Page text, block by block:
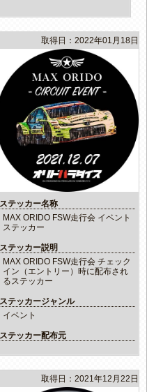
取得日：2022年01月18日
ステッカー名称
MAX ORIDO FSW走行会 イベント
ステッカー
ステッカー説明
MAX ORIDO FSW走行会 チェック
イン（エントリー）時に配布され
るステッカー
ステッカージャンル
イベント
ステッカー配布元
取得日：2021年12月22日